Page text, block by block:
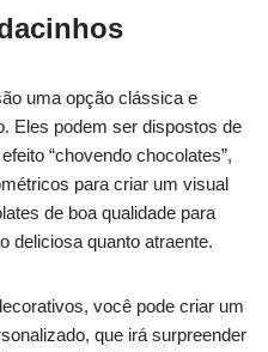
uma opção clássica e
Eles podem ser dispostos de
“chovendo chocolates”,
para criar um visual
de boa qualidade para
deliciosa quanto atraente.
você pode criar um
que irá surpreender